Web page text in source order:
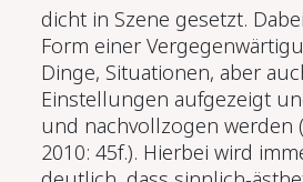
dicht in Szene gesetzt.
Form einer
Dinge, Situationen, aber
Einstellungen aufgezeigt
und nachvollzogen werden
2010: 45f.). Hierbei wird